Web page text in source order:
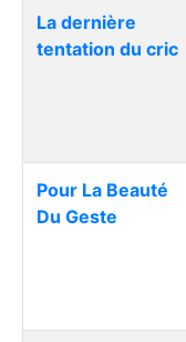
La dernière
tentation du cric
Pour La Beauté
Du Geste